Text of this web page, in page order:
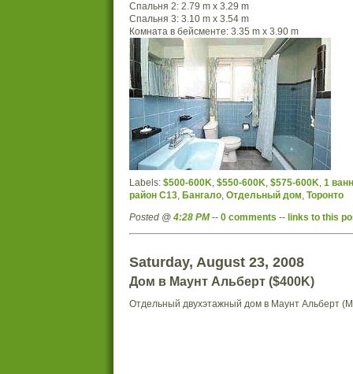
Спальня 2: 2.79 m x 3.29 m
Спальня 3: 3.10 m x 3.54 m
Комната в бейсменте: 3.35 m x 3.90 m
Labels: $500-600K $550-600K $575-600K 1
район C13
Бангало Отдельный дом Торонто
Posted @ 4:28 PM-- 0 comments -- links to this
Saturday, August 23, 2008
Дом в Маунт Альберт ($400K)
Отдельный двухэтажный дом в Маунт Альберт